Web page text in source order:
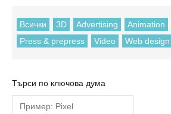
Всички 3D Advertising Animation
Press & prepress
Video Web design
Търси по ключова дума